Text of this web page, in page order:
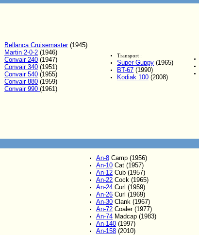
Bellanca Cruisemaster(1945)
Martin 2-0-2 (1946)
Convair 240 (1947)
Convair 340 (1951)
Convair 540 (1955)
Convair 880 (1959)
Convair 990 (1961)
Transport :
Super Guppy (1965)
BT-67 (1990)
Kodiak 100 (2008)
An-8 Camp (1956)
An-10 Cat (1957)
An-12 Cub (1957)
An-22 Cock (1965)
An-24 Curl (1959)
An-26 Curl (1969)
An-30 Clank (1967)
An-72 Coaler (1977)
An-74 Madcap (1983)
An-140 (1997)
An-158 (2010)